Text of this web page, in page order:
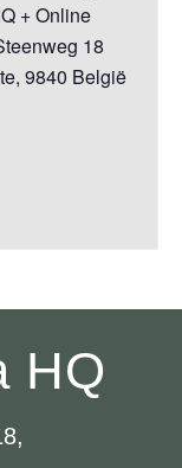
+ Online
18
, 9840 België
HQ